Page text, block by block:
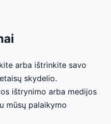
arba ištrinkite savo
skydelio.
ištrynimo arba medijos
mūsų palaikymo